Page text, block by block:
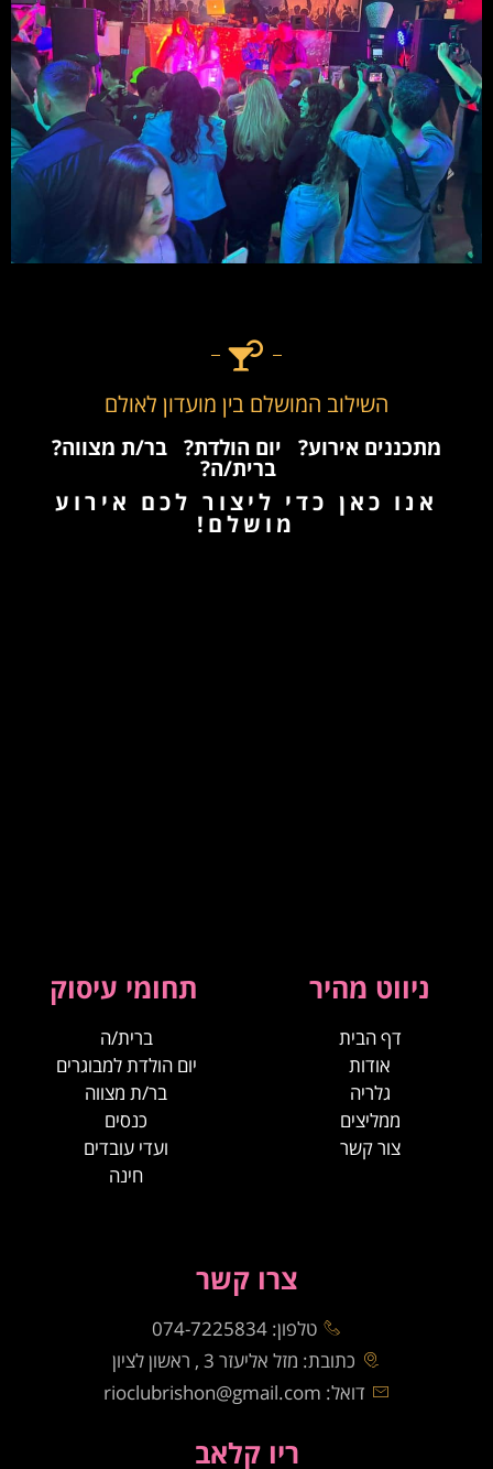
השילוב המושלם בין מועדון לאולם
מתכננים אירוע? יום הולדת? בר/ת מצווה?
ברית/ה?
אנו כאן כדי ליצור לכם אירוע
מושלם!
ניווט מהיר
דף הבית
אודות
גלריה
ממליצים
צור קשר
תחומי עיסוק
ברית/ה
יום הולדת למבוגרים
בר/ת מצווה
כנסים
ועדי עובדים
חינה
צרו קשר
טלפון: 074-7225834
כתובת: מזל אליעזר 3 , ראשון לציון
דואל: rioclubrishon@gmail.com
ריו קלאב